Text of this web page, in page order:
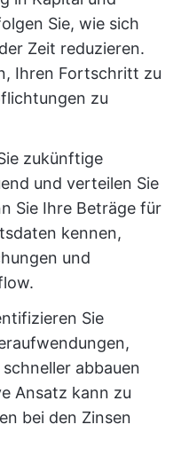
Sie, wie sich
Zeit reduzieren.
Ihren Fortschritt zu
zu
zukünftige
und verteilen Sie
Sie Ihre Beträge für
kennen,
und
Sie
abbauen
Ansatz kann zu
bei den Zinsen